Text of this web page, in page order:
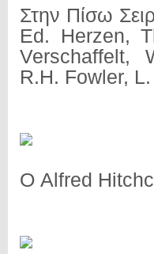
Στην Πίσω
Ed. Herzen,
Verschaffelt,
R.H. Fowler,
Ο Alfred